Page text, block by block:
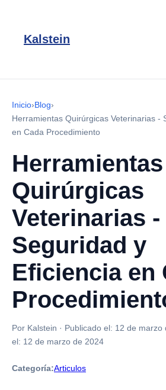
Kalstein
Inicio›Blog›
Herramientas Quirúrgicas Veterinarias -
en Cada Procedimiento
Herramientas
Quirúrgicas
Veterinarias -
Seguridad y
Eficiencia en
Por Kalstein · Publicado el: 12 de marzo
el: 12 de marzo de 2024
Categoría:Articulos